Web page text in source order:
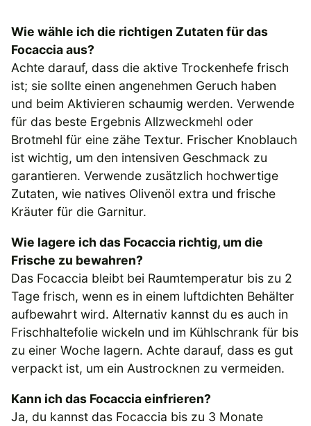
Wie wähle ich die richtigen Zutaten für das
Focaccia aus?
Achte darauf, dass die aktive Trockenhefe frisch
ist; sie sollte einen angenehmen Geruch haben
und beim Aktivieren schaumig werden. Verwende
für das beste Ergebnis Allzweckmehl oder
Brotmehl für eine zähe Textur. Frischer Knoblauch
ist wichtig, um den intensiven Geschmack zu
garantieren. Verwende zusätzlich hochwertige
Zutaten, wie natives Olivenöl extra und frische
Kräuter für die Garnitur.
Wie lagere ich das Focaccia richtig, um die
Frische zu bewahren?
Das Focaccia bleibt bei Raumtemperatur bis zu 2
Tage frisch, wenn es in einem luftdichten Behälter
aufbewahrt wird. Alternativ kannst du es auch in
Frischhaltefolie wickeln und im Kühlschrank für bis
zu einer Woche lagern. Achte darauf, dass es gut
verpackt ist, um ein Austrocknen zu vermeiden.
Kann ich das Focaccia einfrieren?
Ja, du kannst das Focaccia bis zu 3 Monate